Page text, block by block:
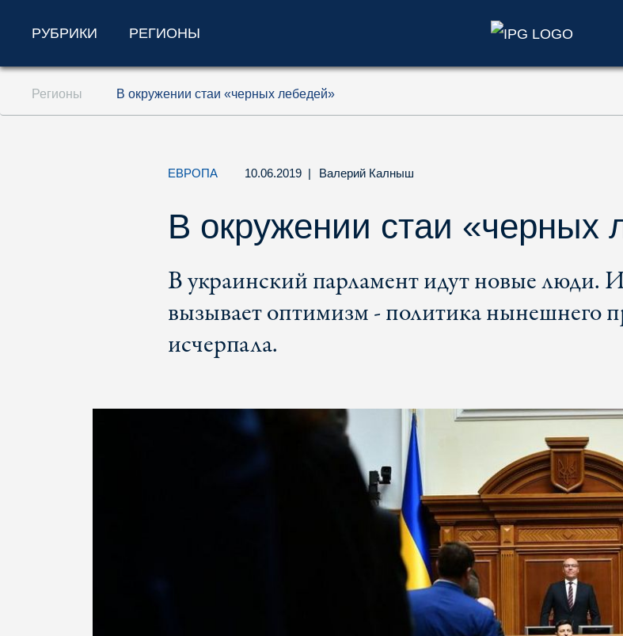
Перейти к содержанию (ключ доступа '1')
Перейти к поиску (ключ доступа '2')
РУБРИКИ РЕГИОНЫ
Регионы В окружении стаи «черных лебедей»
ЕВРОПА 10.06.2019 | Валерий Калныш
В окружении стаи «черных
В украинский парламент идут новые люди.
вызывает оптимизм - политика нынешнего
исчерпала.